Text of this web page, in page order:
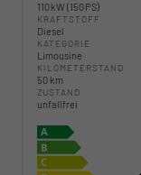
110 kW (150 PS)
KRAFTSTOFF
Diesel
KATEGORIE
Limousine
KILOMETERSTAND
50 km
ZUSTAND
unfallfrei